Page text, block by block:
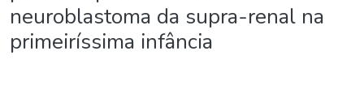
neuroblastoma da supra-renal na
primeiríssima infância